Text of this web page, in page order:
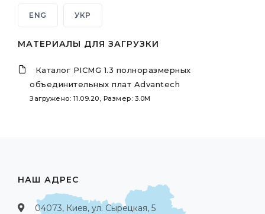
ENG УКР
МАТЕРИАЛЫ ДЛЯ ЗАГРУЗКИ
Каталог PICMG 1.3 полноразмерных
объединительных плат Advantech
Загружено: 11.09.20, Размер: 3.0M
НАШ АДРЕС
04073, Киев, ул. Сырецкая, 5